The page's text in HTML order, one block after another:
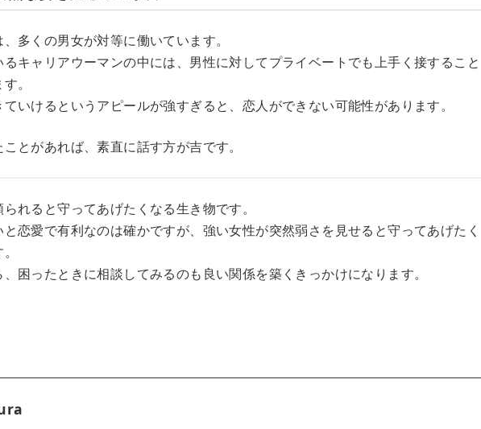
多くの男女が対等に働いています。
キャリアウーマンの中には、男性に対してプライベートでも上手く接すること
。
いけるというアピールが強すぎると、恋人ができない可能性があります。
とがあれば、素直に話す方が吉です。
れると守ってあげたくなる生き物です。
恋愛で有利なのは確かですが、強い女性が突然弱さを見せると守ってあげたく
困ったときに相談してみるのも良い関係を築くきっかけになります。